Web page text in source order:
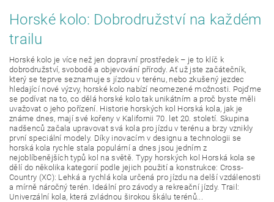
Horské kolo: Dobrodružství na každém
trailu
Horské kolo je více než jen dopravní prostředek – je to klíč k
dobrodružství, svobodě a objevování přírody. Ať už jste začátečník,
který se teprve seznamuje s jízdou v terénu, nebo zkušený jezdec
hledající nové výzvy, horské kolo nabízí neomezené možnosti. Pojďme
se podívat na to, co dělá horské kolo tak unikátním a proč byste měli
uvažovat o jeho pořízení. Historie horských kol Horská kola, jak je
známe dnes, mají své kořeny v Kalifornii 70. let 20. století. Skupina
nadšenců začala upravovat svá kola pro jízdu v terénu a brzy vznikly
první speciální modely. Díky inovacím v designu a technologii se
horská kola rychle stala populární a dnes jsou jedním z
nejoblíbenějších typů kol na světě. Typy horských kol Horská kola se
dělí do několika kategorií podle jejich použití a konstrukce: Cross-
Country (XC): Lehká a rychlá kola určená pro jízdu na delší vzdálenosti
a mírně náročný terén. Ideální pro závody a rekreační jízdy. Trail:
Univerzální kola, která zvládnou širokou škálu terénů...